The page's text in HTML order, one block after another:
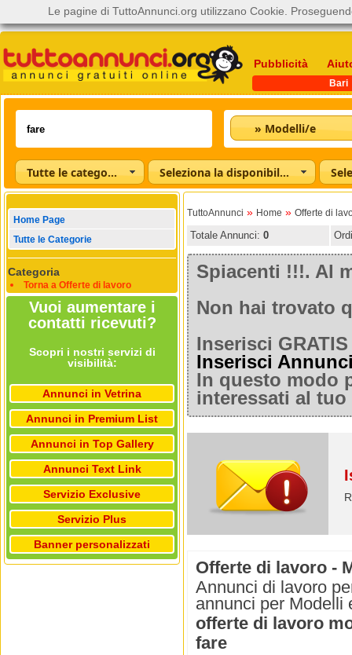
Pubblicità
Bari
» Modelli/e
Tutte le categorie Seleziona la disponibilità
Home Page
Tutte le Categorie
Categoria
Torna a Offerte di lavoro
Vuoi aumentare i
contatti ricevuti?
Scopri i nostri servizi di
visibilità:
Annunci in Vetrina
Annunci in Premium List
Annunci in Top Gallery
Annunci Text Link
Servizio Exclusive
Servizio Plus
Banner personalizzati
TuttoAnnunci » Home » Offerte di
Totale Annunci: 0
Spiacenti !!!. Al
Non hai trovato
Inserisci
Inserisci
In questo modo
interessati al
Offerte di lavoro -
Annunci di lavoro
annunci per Modelli
offerte di lavoro
fare
Le pagine di TuttoAnnunci.org utilizzano Cookie.